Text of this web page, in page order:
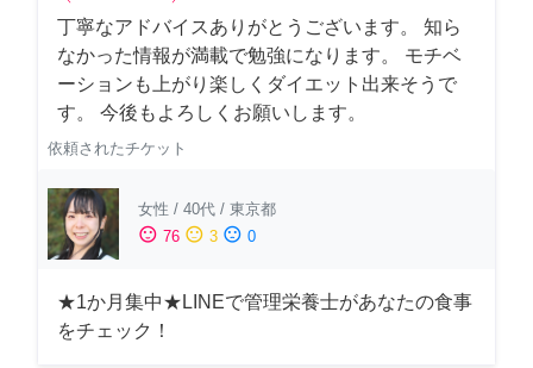
丁寧なアドバイスありがとうございます。 知ら
なかった情報が満載で勉強になります。 モチベ
ーションも上がり楽しくダイエット出来そうで
す。 今後もよろしくお願いします。
依頼されたチケット
女性 / 40代 / 東京都
sentiment_satisfied 76 sentiment_neutral 3 sentiment_dissatisfied 0
★1か月集中★LINEで管理栄養士があなたの食事
をチェック！